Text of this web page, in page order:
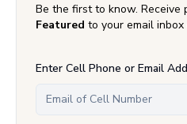
Be the first to know. Receive
Featured to your email
Enter Cell Phone or Email